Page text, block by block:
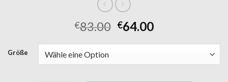
€83.00 €64.00
Größe